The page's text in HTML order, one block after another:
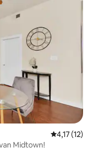
Gemiddelde
4,17 (12)
Midtown!